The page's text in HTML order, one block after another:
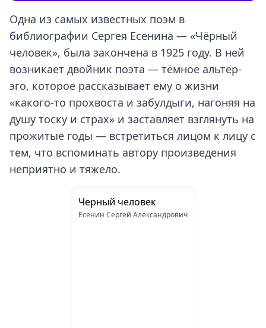
Одна из самых известных поэм в
библиографии Сергея Есенина — «Чёрный
человек», была закончена в 1925 году. В ней
возникает двойник поэта — тёмное альтер-
эго, которое рассказывает ему о жизни
«какого-то прохвоста и забулдыги, нагоняя на
душу тоску и страх» и заставляет взглянуть на
прожитые годы — встретиться лицом к лицу с
тем, что вспоминать автору произведения
неприятно и тяжело.
Черный человек
Есенин Сергей Александрович